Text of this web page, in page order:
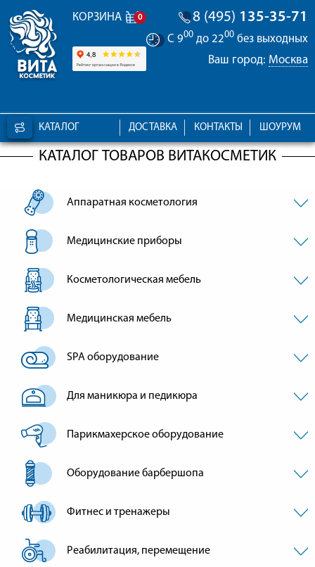
КОРЗИНА 0 8 (495) 135-35-71
С 900 до 2200 без выходных
Ваш город: Москва
КАТАЛОГ ШОУРУМ
КОНТАКТЫ
ДОСТАВКА
КАТАЛОГ ТОВАРОВ ВИТАКОСМЕТИК
Аппаратная косметология
Медицинские приборы
Косметологическая мебель
Медицинская мебель
SPA оборудование
Для маникюра и педикюра
Парикмахерское оборудование
Оборудование барбершопа
Фитнес и тренажеры
Реабилитация, перемещение